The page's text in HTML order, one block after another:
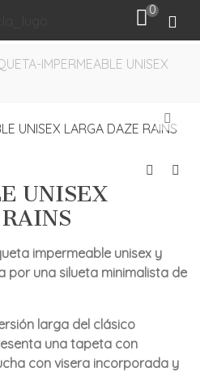
0
IMPERMEABLE UNISEX
UNISEX
impermeable unisex y
por una silueta minimalista de
larga del clásico
una tapeta con
con visera incorporada y